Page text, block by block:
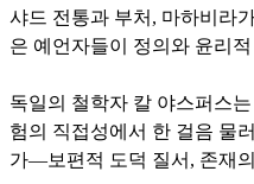
샤드 전통과 부처, 마하비라
은 예언자들이 정의와 윤리
독일의 철학자 칼 야스퍼스
험의 직접성에서 한 걸음 물
가—보편적 도덕 질서, 존재